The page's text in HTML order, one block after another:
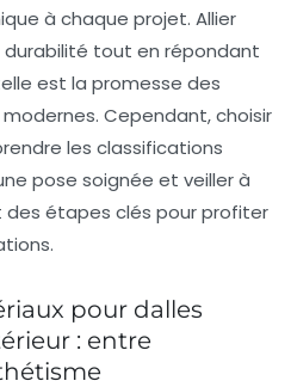
à chaque projet. Allier
tout en répondant
est la promesse des
Cependant, choisir
les classifications
pose soignée et veiller à
étapes clés pour profiter
pour dalles
: entre